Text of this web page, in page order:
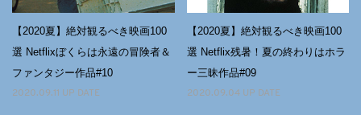
【2020夏】絶対観るべき映画100
選 Netflixぼくらは永遠の冒険者＆
ファンタジー作品#10
2020.09.11 UP DATE
【2020夏】絶対観るべき映画100
選 Netflix残暑！夏の終わりはホラ
ー三昧作品#09
2020.09.04 UP DATE